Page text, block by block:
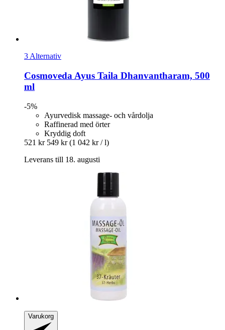
3 Alternativ
Cosmoveda Ayus Taila Dhanvantharam, 500
ml
-5%
Ayurvedisk massage- och vårdolja
Raffinerad med örter
Kryddig doft
521 kr 549 kr (1 042 kr / l)
Leverans till 18. augusti
Varukorg